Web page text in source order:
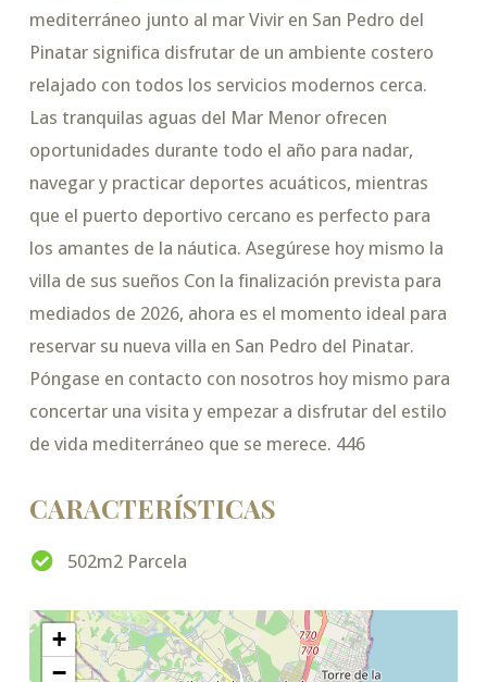
mediterráneo junto al mar Vivir en San Pedro del
Pinatar significa disfrutar de un ambiente costero
relajado con todos los servicios modernos cerca.
Las tranquilas aguas del Mar Menor ofrecen
oportunidades durante todo el año para nadar,
navegar y practicar deportes acuáticos, mientras
que el puerto deportivo cercano es perfecto para
los amantes de la náutica. Asegúrese hoy mismo la
villa de sus sueños Con la finalización prevista para
mediados de 2026, ahora es el momento ideal para
reservar su nueva villa en San Pedro del Pinatar.
Póngase en contacto con nosotros hoy mismo para
concertar una visita y empezar a disfrutar del estilo
de vida mediterráneo que se merece. 446
CARACTERÍSTICAS
502m2 Parcela
+
−